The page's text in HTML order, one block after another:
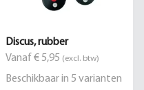
Discus, rubber
Vanaf € 5,95 (excl. btw)
Beschikbaar in 5 varianten